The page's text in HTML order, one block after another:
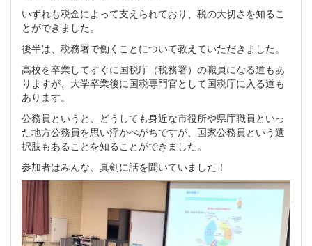
いずれも税金によって支えられており、税の大切さを知るこ
とができました。
後半は、税務署で働くことについて教えていただきました。
高校を卒業してすぐに国税庁（税務署）の職員になる道もあ
りますが、大学卒業後に国税専門官として国税庁に入る道も
あります。
公務員というと、どうしても身近な市役所や県庁職員といっ
た地方公務員を思い浮かべがちですが、国家公務員という選
択肢もあることを知ることができました。
参加者はみんな、真剣に話を聞いていました！